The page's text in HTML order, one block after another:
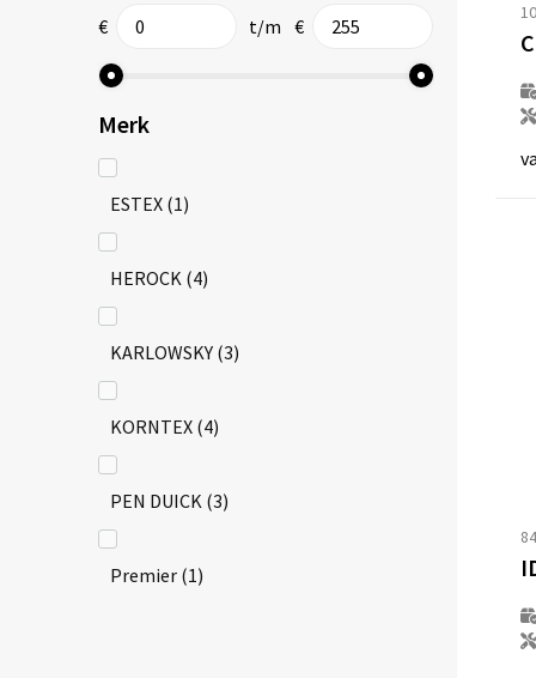
€ t/m €
Merk
ESTEX (1)
HEROCK (4)
KARLOWSKY (3)
KORNTEX (4)
PEN DUICK (3)
Premier (1)